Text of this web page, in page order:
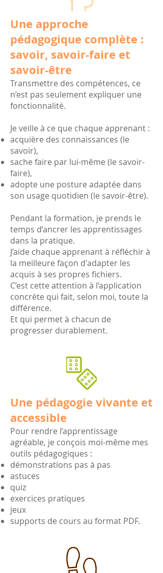
Une approche
pédagogique complète :
savoir, savoir-faire et
savoir-être
Transmettre des compétences, ce
n’est pas seulement expliquer une
fonctionnalité.
Je veille à ce que chaque apprenant :
acquière des connaissances (le
savoir),
sache faire par lui-même (le savoir-
faire),
adopte une posture adaptée dans
son usage quotidien (le savoir-être).
Pendant la formation, je prends le
temps d’ancrer les apprentissages
dans la pratique.
J’aide chaque apprenant à réfléchir à
la meilleure façon d'adapter les
acquis à ses propres fichiers.
C’est cette attention à l’application
concrète qui fait, selon moi, toute la
différence.
Et qui permet à chacun de
progresser durablement.
Une pédagogie vivante et
accessible
Pour rendre l’apprentissage
agréable, je conçois moi-même mes
outils pédagogiques :
démonstrations pas à pas
astuces
quiz
exercices pratiques
jeux
supports de cours au format PDF.